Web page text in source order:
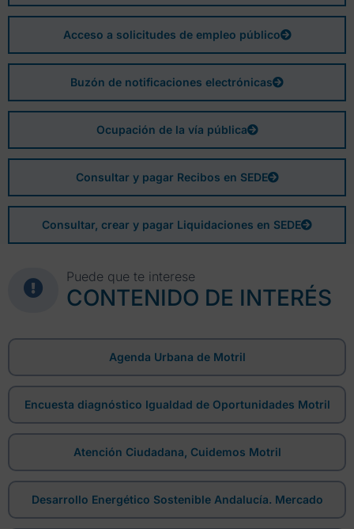
Acceso a solicitudes de empleo público
Buzón de notificaciones electrónicas
Ocupación de la vía pública
Consultar y pagar Recibos en SEDE
Consultar, crear y pagar Liquidaciones en SEDE
Puede que te interese
CONTENIDO DE INTERÉS
Agenda Urbana de Motril
Encuesta diagnóstico Igualdad de Oportunidades Motril
Atención Ciudadana, Cuidemos Motril
Desarrollo Energético Sostenible Andalucía. Mercado